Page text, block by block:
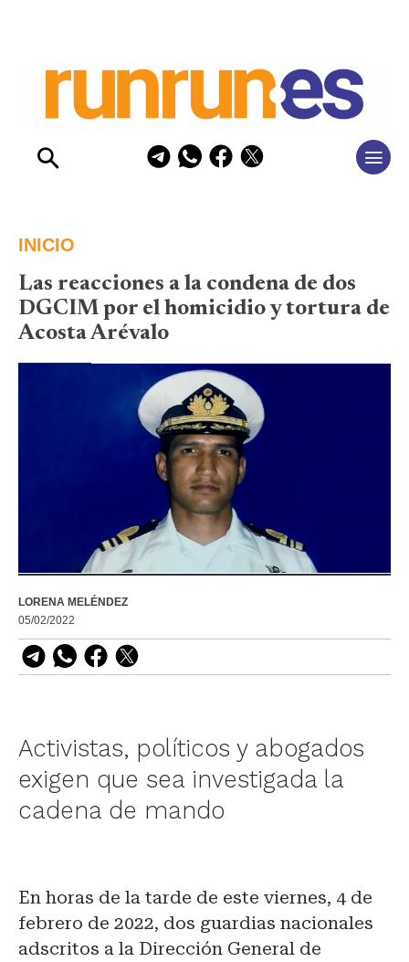
INICIO
Las reacciones a la condena de dos
DGCIM por el homicidio y tortura de
Acosta Arévalo
LORENA MELÉNDEZ
05/02/2022
Activistas, políticos y abogados
exigen que sea investigada la
cadena de mando
En horas de la tarde de este viernes, 4 de
febrero de 2022, dos guardias nacionales
adscritos a la Dirección General de